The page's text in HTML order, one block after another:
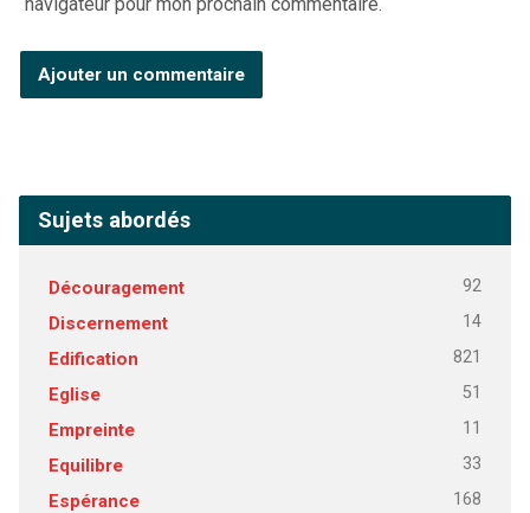
Sujets abordés
Découragement 92
Discernement 14
Edification 821
Eglise 51
Empreinte 11
Equilibre 33
Espérance 168